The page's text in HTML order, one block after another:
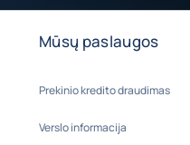
Mūsų paslaugos
Prekinio kredito draudimas
Verslo informacija